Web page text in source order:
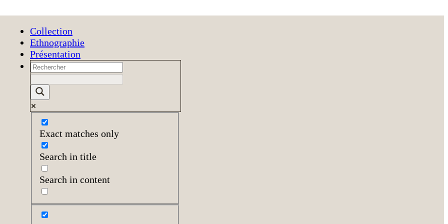
Collection
Ethnographie
Présentation
Exact matches only
Search in title
Search in content